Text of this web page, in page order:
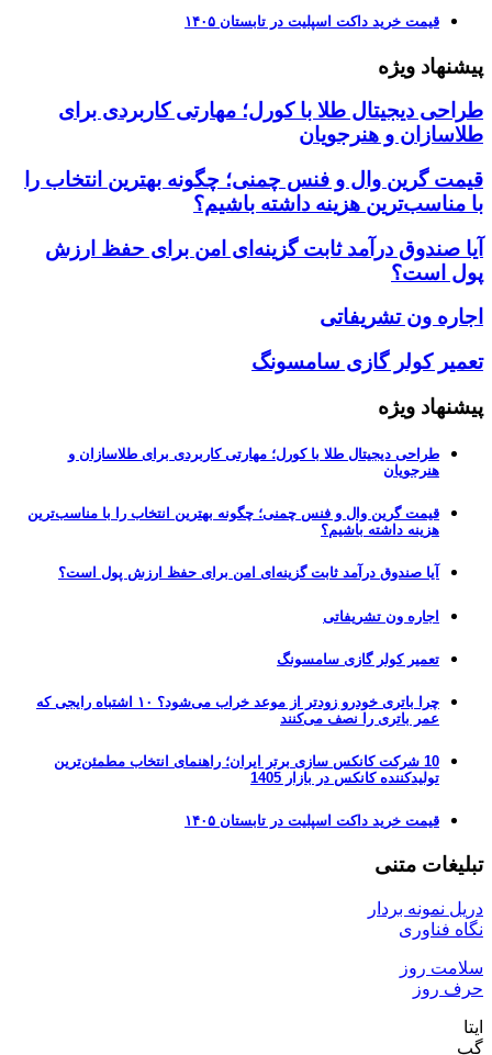
قیمت خرید داکت اسپلیت در تابستان ۱۴۰۵
پیشنهاد ویژه
طراحی دیجیتال طلا با کورل؛ مهارتی کاربردی برای
طلاسازان و هنرجویان
قیمت گرین وال و فنس چمنی؛ چگونه بهترین انتخاب را
با مناسب‌ترین هزینه داشته باشیم؟
آیا صندوق درآمد ثابت گزینه‌ای امن برای حفظ ارزش
پول است؟
اجاره ون تشریفاتی
تعمیر کولر گازی سامسونگ
پیشنهاد ویژه
طراحی دیجیتال طلا با کورل؛ مهارتی کاربردی برای طلاسازان و
هنرجویان
قیمت گرین وال و فنس چمنی؛ چگونه بهترین انتخاب را با مناسب‌ترین
هزینه داشته باشیم؟
آیا صندوق درآمد ثابت گزینه‌ای امن برای حفظ ارزش پول است؟
اجاره ون تشریفاتی
تعمیر کولر گازی سامسونگ
چرا باتری خودرو زودتر از موعد خراب می‌شود؟ ۱۰ اشتباه رایجی که
عمر باتری را نصف می‌کنند
10 شرکت کانکس سازی برتر ایران؛ راهنمای انتخاب مطمئن‌ترین
تولیدکننده کانکس در بازار 1405
قیمت خرید داکت اسپلیت در تابستان ۱۴۰۵
تبلیغات متنی
دریل نمونه بردار
نگاه فناوری
سلامت روز
حرف روز
ایتا
گپ